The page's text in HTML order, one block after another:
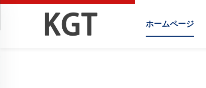
ホームページ